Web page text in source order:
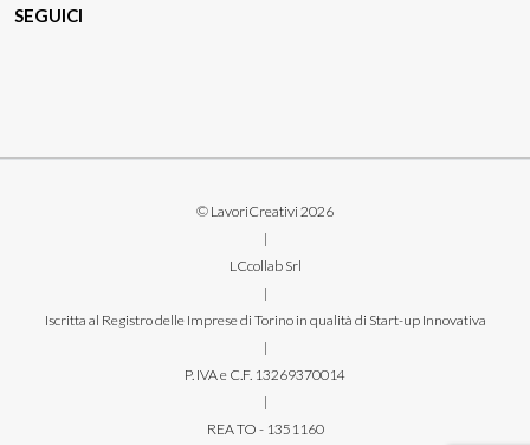
SEGUICI
© LavoriCreativi 2026
|
LCcollab Srl
|
Iscritta al Registro delle Imprese di Torino in qualità di Start-up Innovativa
|
P. IVA e C.F. 13269370014
|
REA TO - 1351160